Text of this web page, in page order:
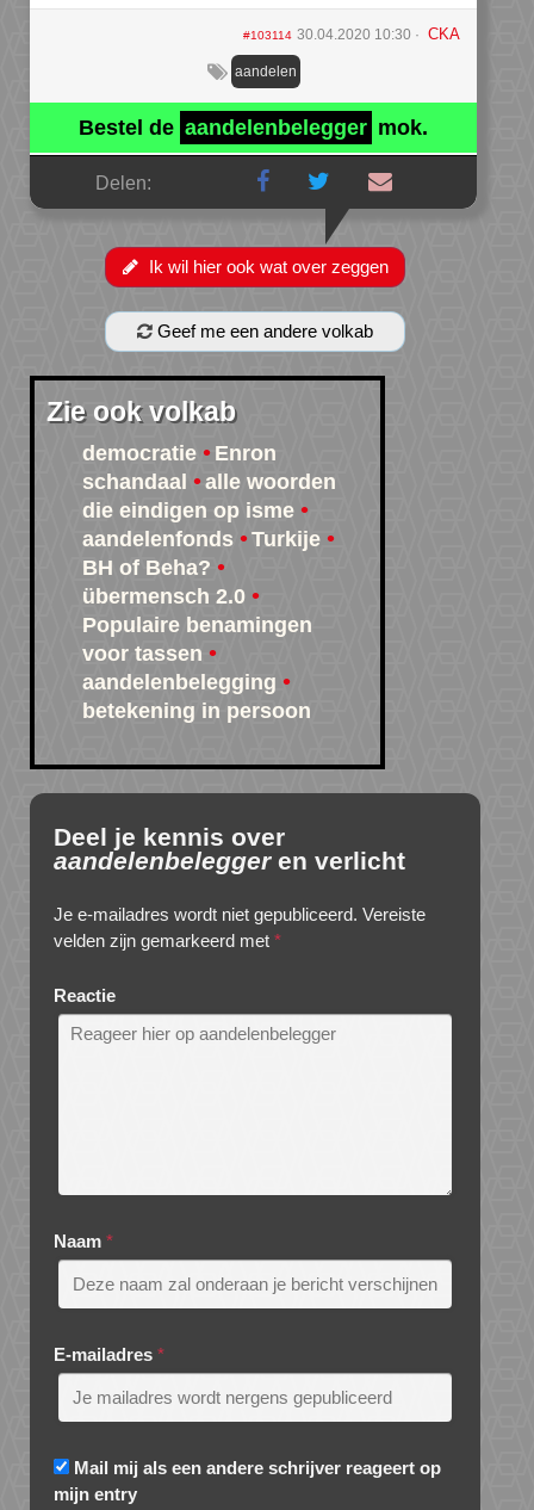
#103114 30.04.2020 10:30 CKA
aandelen
Bestel de aandelenbelegger mok.
Delen:
Ik wil hier ook wat over zeggen
Geef me een andere volkab
Zie ook volkab
democratie
Enron
schandaal
alle woorden
die eindigen op isme
aandelenfonds
Turkije
BH of Beha?
übermensch 2.0
Populaire benamingen
voor tassen
aandelenbelegging
betekening in persoon
Deel je kennis over
aandelenbeleggeren verlicht
Je e-mailadres wordt niet gepubliceerd. Vereiste
velden zijn gemarkeerd met *
Reactie
Naam *
E-mailadres *
Mail mij als een andere schrijver reageert op
mijn entry